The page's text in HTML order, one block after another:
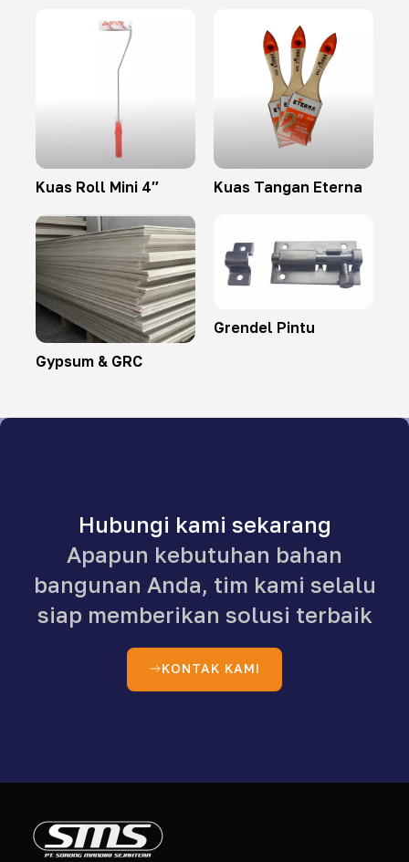
Kuas Roll Mini 4″ Kuas Tangan Eterna
Gypsum & GRC
Grendel Pintu
Hubungi kami sekarang
Apapun kebutuhan bahan
bangunan Anda, tim kami selalu
siap memberikan solusi terbaik
KONTAK KAMI